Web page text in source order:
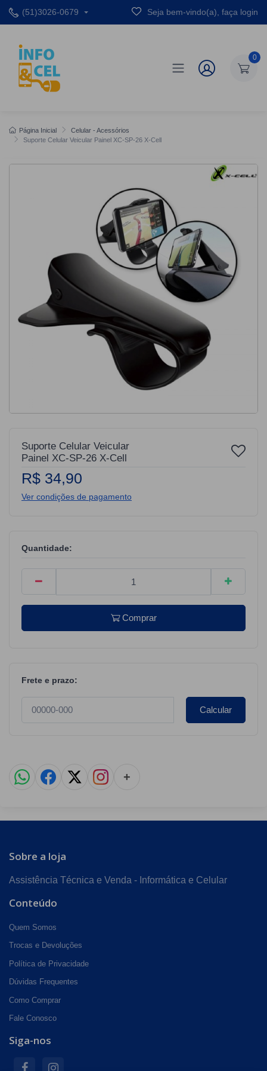
(51)3026-0679 Seja bem-vindo(a), faça login
0
Página Inicial
Celular - Acessórios
Suporte Celular Veicular Painel XC-SP-26 X-Cell
Suporte Celular Veicular
Painel XC-SP-26 X-Cell
R$ 34,90
Ver condições de pagamento
Quantidade:
Comprar
Frete e prazo:
Calcular
+
Sobre a loja
Assistência Técnica e Venda - Informática e Celular
Conteúdo
Quem Somos
Trocas e Devoluções
Política de Privacidade
Dúvidas Frequentes
Como Comprar
Fale Conosco
Siga-nos